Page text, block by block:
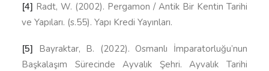
[4] Radt, W. (2002). Pergamon / Antik Bir Kentin Tarihi
ve Yapıları. (s.55). Yapı Kredi Yayınları.
[5] Bayraktar, B. (2022). Osmanlı İmparatorluğu’nun
Başkalaşım Sürecinde Ayvalık Şehri. Ayvalık Tarihi